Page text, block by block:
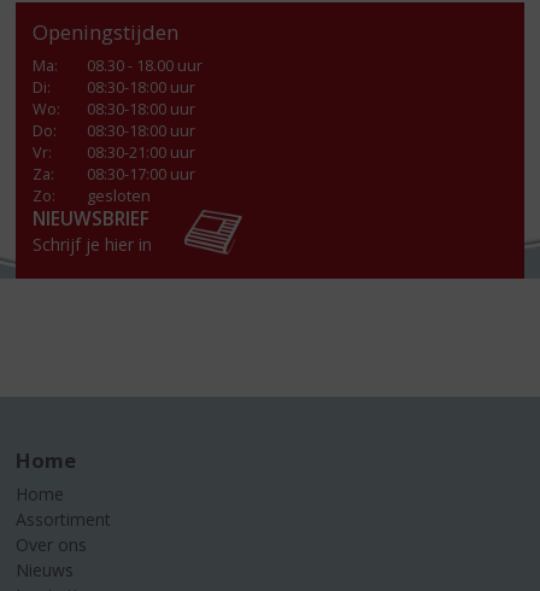
Openingstijden
Ma:
08.30 - 18.00 uur
Di:
08:30-18:00 uur
Wo:
08:30-18:00 uur
Do:
08:30-18:00 uur
Vr:
08:30-21:00 uur
Za:
08:30-17:00 uur
Zo:
gesloten
NIEUWSBRIEF
Schrijf je hier in
Home
Home
Assortiment
Over ons
Nieuws